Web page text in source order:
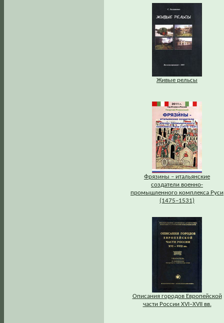
Живые рельсы
Фрязины – итальянские
создатели военно-
промышленного комплекса Руси
(1475–1531)
Описания городов Европейской
части России XVI–XVII вв.